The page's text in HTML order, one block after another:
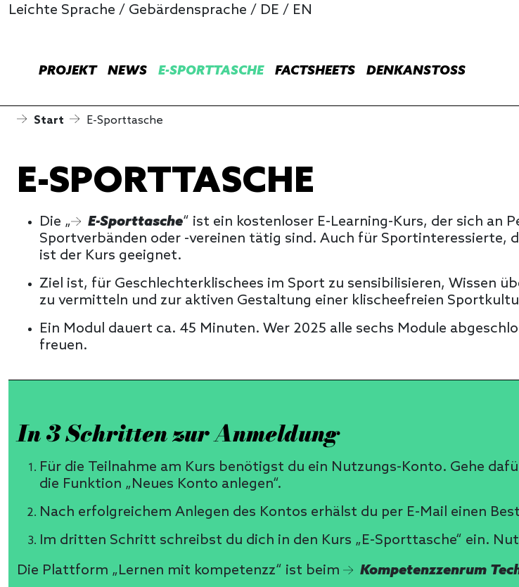
Leichte Sprache / Gebärdensprache / DE / EN
PROJEKT NEWS E-SPORTTASCHE FACTSHEETS DENKANSTOSS
Start E-Sporttasche
E-SPORTTASCHE
Die „ E-Sporttasche“ ist ein kostenloser E-Learning-Kurs, der sich an
Sportverbänden oder -vereinen tätig sind. Auch für Sportinteressierte,
ist der Kurs geeignet.
Ziel ist, für Geschlechterklischees im Sport zu sensibilisieren, Wissen
zu vermitteln und zur aktiven Gestaltung einer klischeefreien
Ein Modul dauert ca. 45 Minuten. Wer 2025 alle sechs Module
freuen.
In 3 Schritten zur Anmeldung
Für die Teilnahme am Kurs benötigst du ein Nutzungs-Konto. Gehe
die Funktion „Neues Konto anlegen“.
Nach erfolgreichem Anlegen des Kontos erhälst du per E-Mail einen
Im dritten Schritt schreibst du dich in den Kurs „E-Sporttasche“ ein.
Die Plattform „Lernen mit kompetenzz“ ist beim Kompetenzzenrum